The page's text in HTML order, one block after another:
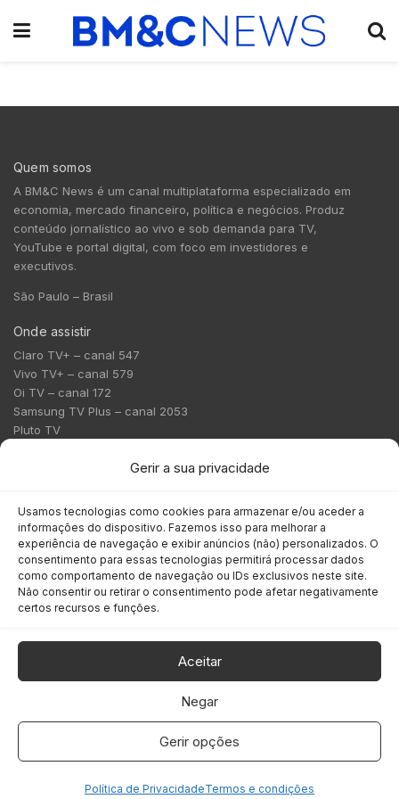
Gerir a sua privacidade
Usamos tecnologias como cookies para armazenar e/ou aceder a
informações do dispositivo. Fazemos isso para melhorar a
experiência de navegação e exibir anúncios (não) personalizados. O
consentimento para essas tecnologias permitirá processar dados
como comportamento de navegação ou IDs exclusivos neste site.
Não consentir ou retirar o consentimento pode afetar negativamente
certos recursos e funções.
Aceitar
Negar
Gerir opções
Política de PrivacidadeTermos e condições
Quem somos
A BM&C News é um canal multiplataforma especializado em
economia, mercado financeiro, política e negócios. Produz
conteúdo jornalístico ao vivo e sob demanda para TV,
YouTube e portal digital, com foco em investidores e
executivos.
São Paulo – Brasil
Onde assistir
Claro TV+ – canal 547
Vivo TV+ – canal 579
Oi TV – canal 172
Samsung TV Plus – canal 2053
Pluto TV
redacao@bmcnews.com.br
Comercial:
comercial@bmcnews.com.br
Anuncie na BM&C News
A BM&C News conecta marcas a milhões de investidores
COPYRIGHT © 2026 BM&C News. Todos os direitos reservados.